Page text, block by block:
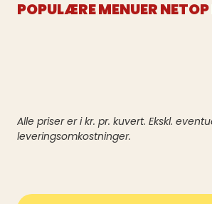
POPULÆRE MENUER NETOP
Alle priser er i kr. pr. kuvert. Ekskl.
leveringsomkostninger.